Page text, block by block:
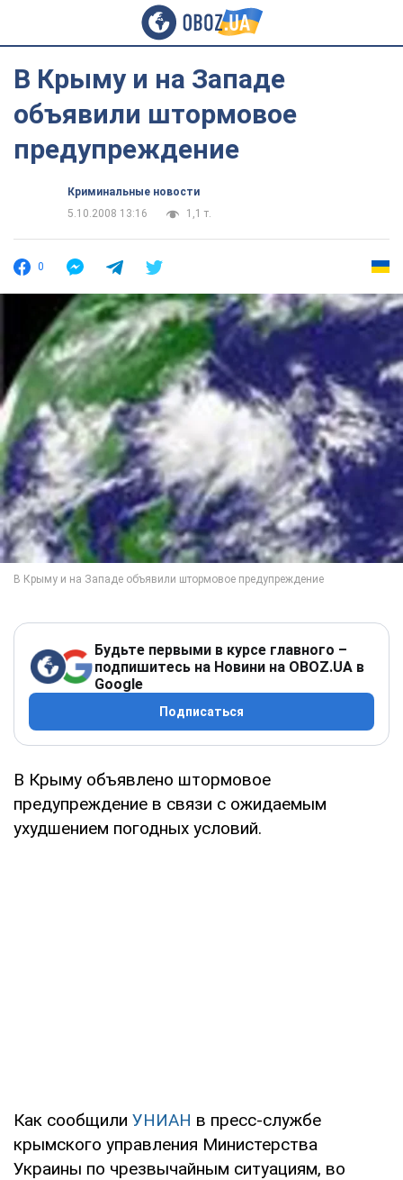
В Крыму и на Западе
объявили штормовое
предупреждение
Криминальные новости
5.10.2008 13:16
1,1 т.
0
Будьте первыми в курсе главного –
подпишитесь на Новини на OBOZ.UA в
Google
Подписаться
В Крыму объявлено штормовое
предупреждение в связи с ожидаемым
ухудшением погодных условий.
Как сообщили УНИАН в пресс-службе
крымского управления Министерства
Украины по чрезвычайным ситуациям, во